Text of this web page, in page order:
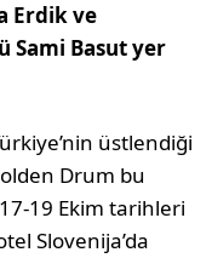
Erdik ve
Sami Basut yer
üstlendiği
Drum bu
19 Ekim tarihleri
Slovenija’da